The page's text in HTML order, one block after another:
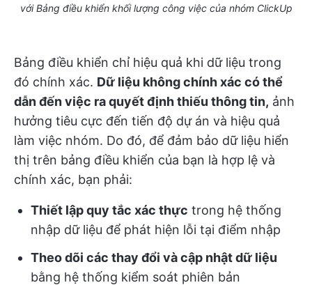
với Bảng điều khiển khối lượng công việc của nhóm ClickUp
Bảng điều khiển chỉ hiệu quả khi dữ liệu trong
đó chính xác. Dữ liệu không chính xác có thể
dẫn đến việc ra quyết định thiếu thông tin, ảnh
hưởng tiêu cực đến tiến độ dự án và hiệu quả
làm việc nhóm. Do đó, để đảm bảo dữ liệu hiển
thị trên bảng điều khiển của bạn là hợp lệ và
chính xác, bạn phải:
Thiết lập quy tắc xác thực trong hệ thống
nhập dữ liệu để phát hiện lỗi tại điểm nhập
Theo dõi các thay đổi và cập nhật dữ liệu
bằng hệ thống kiểm soát phiên bản